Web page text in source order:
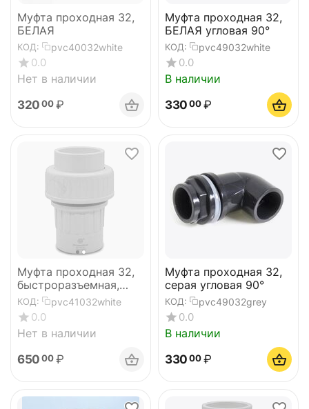
Муфта проходная 32,
БЕЛАЯ
КОД: pvc40032white
0.0
Нет в наличии
320 00 ₽
Муфта проходная 32,
БЕЛАЯ угловая 90°
КОД: pvc49032white
0.0
В наличии
330 00 ₽
Муфта проходная 32,
быстроразъемная,
белая
КОД: pvc41032white
0.0
Нет в наличии
650 00 ₽
Муфта проходная 32,
серая угловая 90°
КОД: pvc49032grey
0.0
В наличии
330 00 ₽